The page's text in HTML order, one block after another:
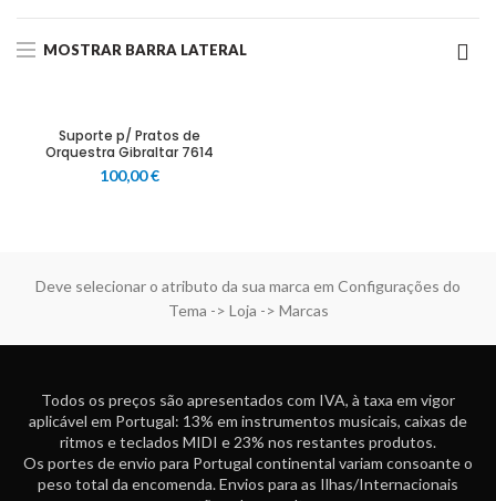
MOSTRAR BARRA LATERAL
Suporte p/ Pratos de
Orquestra Gibraltar 7614
100,00€
Deve selecionar o atributo da sua marca em Configurações do
Tema -> Loja -> Marcas
Todos os preços são apresentados com IVA, à taxa em vigor
aplicável em Portugal: 13% em instrumentos musicais, caixas de
ritmos e teclados MIDI e 23% nos restantes produtos.
Os portes de envio para Portugal continental variam consoante o
peso total da encomenda. Envios para as Ilhas/Internacionais